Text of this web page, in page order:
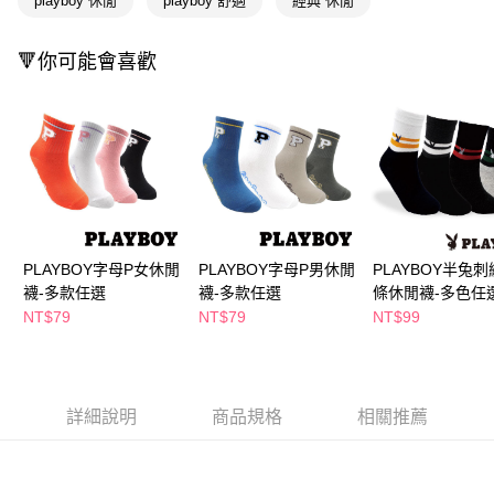
１．於結帳方式選擇「AFTEE先享後付」後，將跳轉至「AFTEE先享後付」
結帳頁面，進行簡訊認證並確認金額後，即可完成結帳。
３．收到繳費通知簡訊後14天內，點擊此簡訊中的連結，可透過四大超商／
ATM／網路銀行／等多元方式進行付款，方視為交易完成。
※ 請注意：結帳手續完成當下不需立刻繳費，但若您需要取消訂單，請聯絡
購買商品的店家。未經商家同意取消之訂單仍視為有效，需透過AFTEE先享
後付繳納相關費用。
※ 交易是否成功請以「AFTEE先享後付 」之結帳頁面顯示為準，若有關於
是否繳費成功／繳費後需取消欲退款等相關疑問，請聯繫「AFTEE先享後付
【注意事項】
１．透過由恩沛科技股份有限公司提供之「AFTEE先享後付」服務完成之交
３．未成年的使用者請事先徵得法定代理人或監護人之同意方可使用
付款後全家取貨
萊爾富取貨付款
每筆NT$65，滿NT$490(含以上)免運費
付款後萊爾富取貨
每筆NT$65，滿NT$490(含以上)免運費
7-11取貨付款
每筆NT$65，滿NT$490(含以上)免運費
宅配(本島)
🔻你可能會喜歡
PLAYBOY字母P女休閒
襪-多款任選
NT$79
PLAYBOY字母P男休閒
襪-多款任選
NT$79
PLAYBOY半兔刺
條休閒襪-多色任
NT$99
詳細說明 商品規格 相關推薦